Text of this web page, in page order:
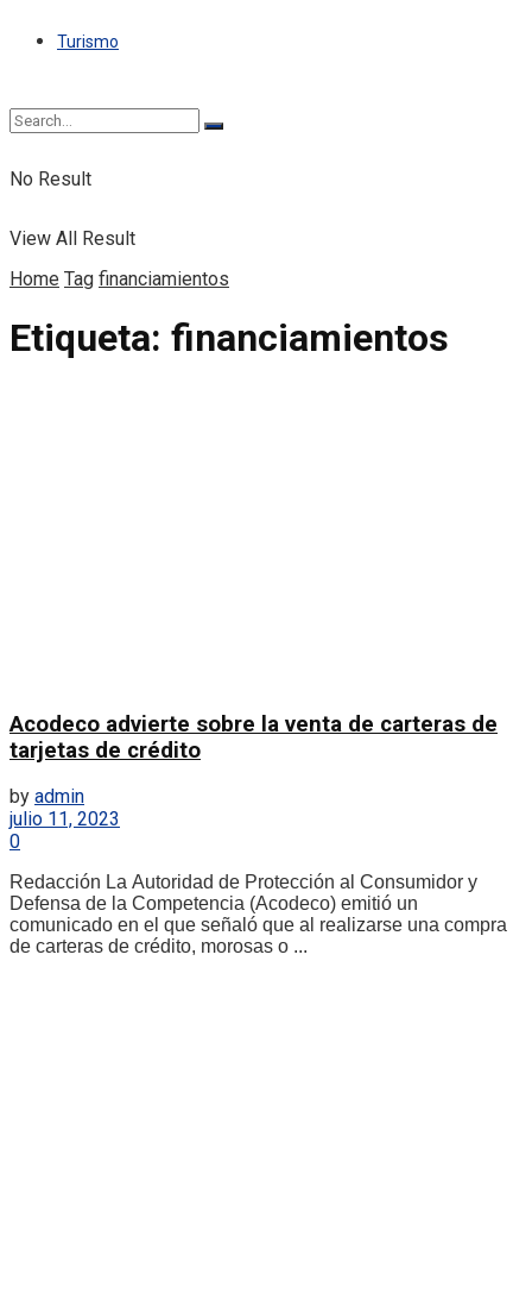
Turismo
No Result
View All Result
Home Tag financiamientos
Etiqueta: financiamientos
Acodeco advierte sobre la venta de carteras de
tarjetas de crédito
by admin
julio 11, 2023
0
Redacción La Autoridad de Protección al Consumidor y
Defensa de la Competencia (Acodeco) emitió un
comunicado en el que señaló que al realizarse una compra
de carteras de crédito, morosas o ...